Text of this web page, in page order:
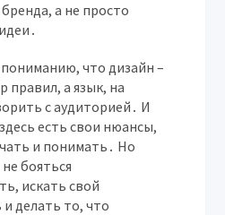
а не просто
что дизайн –
правил, а язык, на
с аудиторией․ И
есть свои нюансы,
и понимать․ Но
бояться
искать свой
делать то, что